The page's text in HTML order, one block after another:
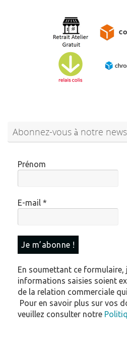
Abonnez-vous à notre
Prénom
E-mail *
En soumettant ce formulaire,
informations saisies soient
de la relation commerciale
Pour en savoir plus sur vos
veuillez consulter notre